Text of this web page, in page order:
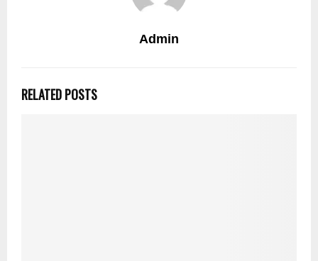
Admin
RELATED POSTS